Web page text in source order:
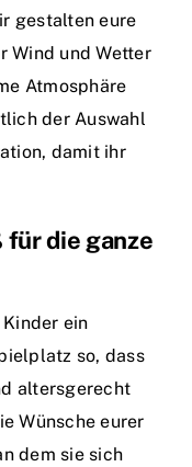
gestalten eure
Wind und Wetter
Atmosphäre
der Auswahl
damit ihr
für die ganze
ein
so, dass
altersgerecht
Wünsche eurer
dem sie sich